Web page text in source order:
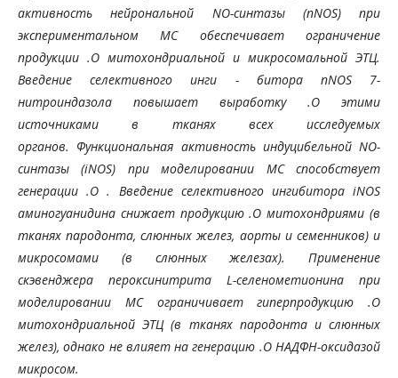
активность нейрональной NO-синтазы (nNOS) при
экспериментальном МС обеспечивает ограничение
продукции .О митохондриальной и микросомальной ЭТЦ.
Введение селективного инги - битора nNOS 7-
нитроиндазола повышает выработку .О этими
источниками в тканях всех исследуемых
органов. Функциональная активность индуцибельной NO-
синтазы (iNOS) при моделировании МС способствует
генерации.О . Введение селективного ингибитора iNOS
аминогуанидина снижает продукцию .О митохондриями (в
тканяхпародонта, слюнных желез, аорты и семенников) и
микросомами (в слюнных железах). Применение
скэвенджера пероксинитрита L-селенометионина при
моделировании МС ограничивает гиперпродукцию .О
митохондриальнойЭТЦ (в тканях пародонта и слюнных
желез), однако не влияет на генерацию .О НАДФН-оксидазой
микросом.